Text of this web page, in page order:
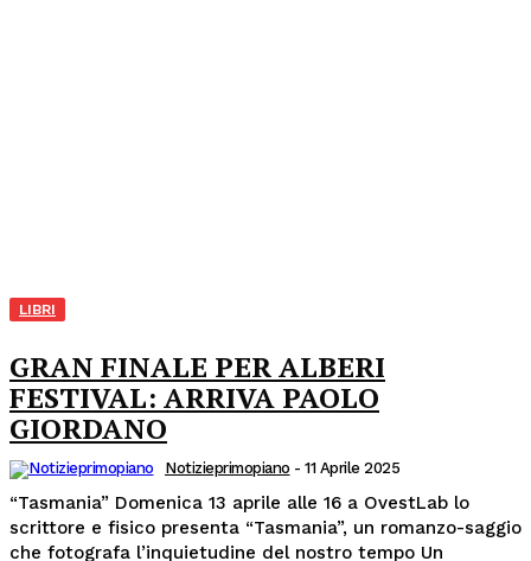
LIBRI
GRAN FINALE PER ALBERI
FESTIVAL: ARRIVA PAOLO
GIORDANO
Notizieprimopiano - 11 Aprile 2025
“Tasmania” Domenica 13 aprile alle 16 a OvestLab lo
scrittore e fisico presenta “Tasmania”, un romanzo-saggio
che fotografa l’inquietudine del nostro tempo Un